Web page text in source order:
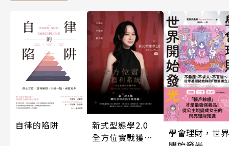
自律的陷阱
新式型態學2.0
全方位實戰獲利
學會理財，世界